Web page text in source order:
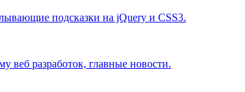
подсказки на jQuery и CSS3.
веб разработок, главные новости.